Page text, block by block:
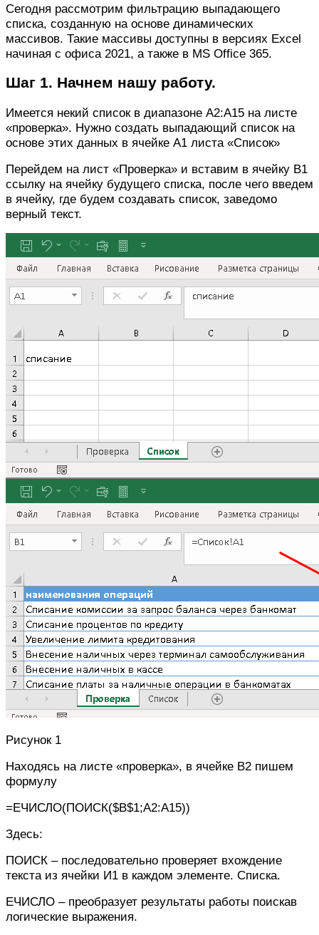
Сегодня рассмотрим фильтрацию выпадающего
списка, созданную на основе динамических
массивов. Такие массивы доступны в версиях Excel
начиная с офиса 2021, а также в MS Office 365.
Шаг 1. Начнем нашу работу.
Имеется некий список в диапазоне А2:А15 на листе
«проверка». Нужно создать выпадающий список на
основе этих данных в ячейке А1 листа «Список»
Перейдем на лист «Проверка» и вставим в ячейку В1
ссылку на ячейку будущего списка, после чего введем
в ячейку, где будем создавать список, заведомо
верный текст.
Рисунок 1
Находясь на листе «проверка», в ячейке B2 пишем
формулу
=ЕЧИСЛО(ПОИСК($B$1;A2:A15))
Здесь:
ПОИСК – последовательно проверяет вхождение
текста из ячейки И1 в каждом элементе. Списка.
ЕЧИСЛО – преобразует результаты работы поискав
логические выражения.